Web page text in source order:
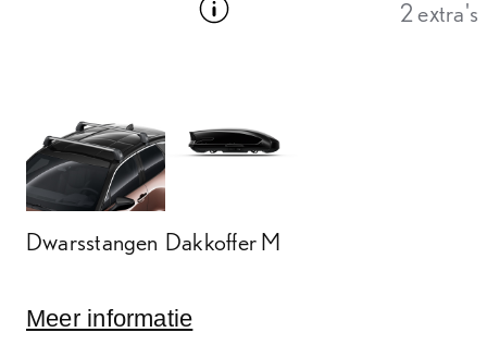
2 extra's
Dwarsstangen Dakkoffer M
Meer informatie